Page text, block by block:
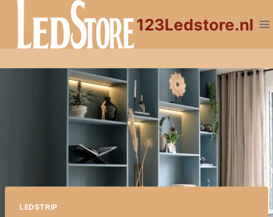
Doorgaan
inhoud
123Ledstore.nl
LEDSTRIP